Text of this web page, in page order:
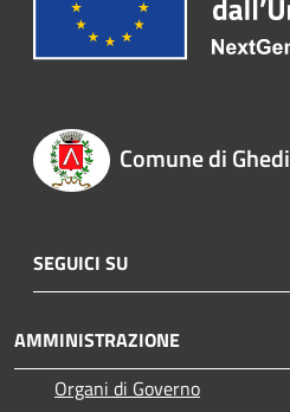
Comune di Ghedi
SEGUICI SU
AMMINISTRAZIONE
Organi di Governo